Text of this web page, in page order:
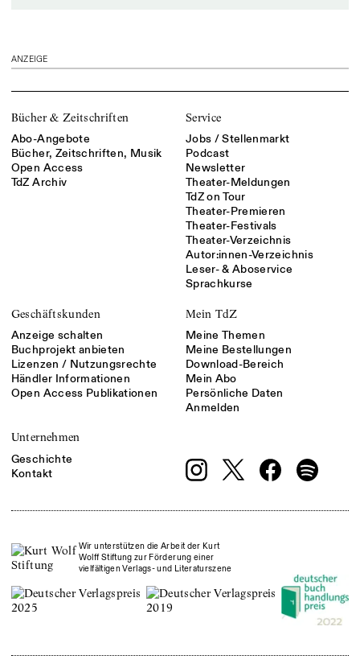
ANZEIGE
Bücher & Zeitschriften
Abo-Angebote
Bücher, Zeitschriften, Musik
Open Access
TdZ Archiv
Service
Jobs / Stellenmarkt
Podcast
Newsletter
Theater-Meldungen
TdZ on Tour
Theater-Premieren
Theater-Festivals
Theater-Verzeichnis
Autor:innen-Verzeichnis
Leser- & Aboservice
Sprachkurse
Geschäftskunden
Anzeige schalten
Buchprojekt anbieten
Lizenzen / Nutzungsrechte
Händler Informationen
Open Access Publikationen
Mein TdZ
Meine Themen
Meine Bestellungen
Download-Bereich
Mein Abo
Persönliche Daten
Anmelden
Unternehmen
Geschichte
Kontakt
Wir unterstützen die Arbeit der Kurt
Wolff Stiftung zur Förderung einer
vielfältigen Verlags- und Literaturszene